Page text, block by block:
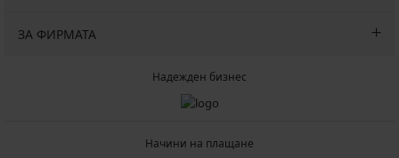
ЗА ФИРМАТА
Надежден бизнес
Начини на плащане